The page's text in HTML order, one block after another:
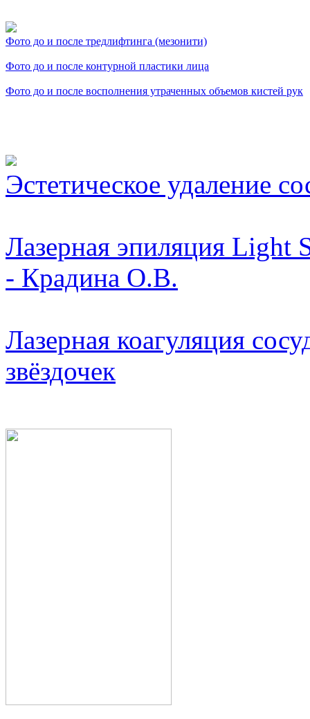
Фото до и после тредлифтинга (мезонити)
Фото до и после контурной пластики лица
Фото до и после восполнения утраченных объемов кистей рук
Эстетическое удаление
Лазерная эпиляция Light
- Крадина О.В.
Лазерная коагуляция
звёздочек